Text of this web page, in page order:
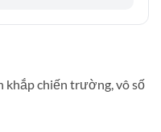
khắp chiến trường, vô số